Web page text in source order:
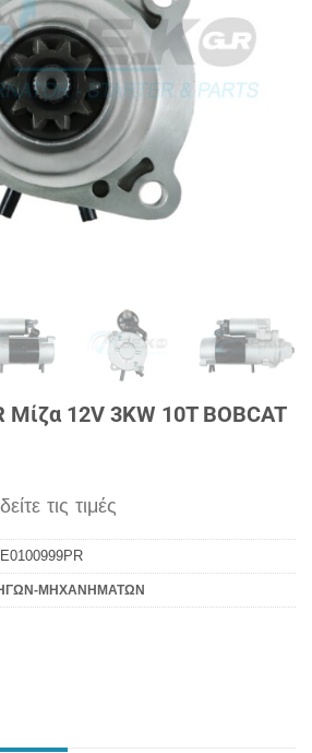
Μίζα 12V 3KW 10T BOBCAT
τις τιμές
ΜΗΧΑΝΗΜΑΤΩΝ